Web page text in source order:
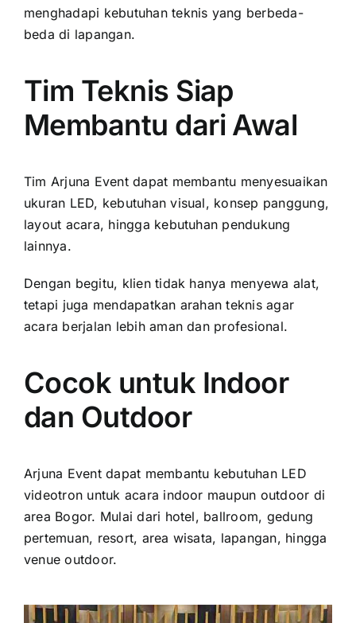
menghadapi kebutuhan teknis yang berbeda-
beda di lapangan.
Tim Teknis Siap
Membantu dari Awal
Tim Arjuna Event dapat membantu menyesuaikan
ukuran LED, kebutuhan visual, konsep panggung,
layout acara, hingga kebutuhan pendukung
lainnya.
Dengan begitu, klien tidak hanya menyewa alat,
tetapi juga mendapatkan arahan teknis agar
acara berjalan lebih aman dan profesional.
Cocok untuk Indoor
dan Outdoor
Arjuna Event dapat membantu kebutuhan LED
videotron untuk acara indoor maupun outdoor di
area Bogor. Mulai dari hotel, ballroom, gedung
pertemuan, resort, area wisata, lapangan, hingga
venue outdoor.